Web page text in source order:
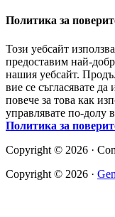
Политика за
Този уебсайт
предоставим най-
нашия уебсайт.
вие се съгласявате
повече за това как
управлявате по-долу
Политика за
Copyright © 2026 ·
Copyright © 2026 ·